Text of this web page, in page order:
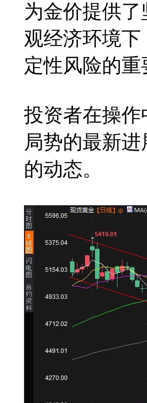
为金价提供
观经济环境
定性风险的
投资者在操
局势的最新
的动态。